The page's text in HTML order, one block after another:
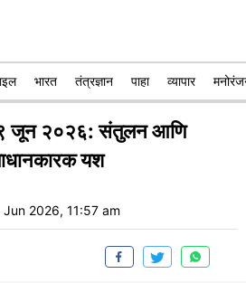
भारत तंत्रज्ञान पाहा व्यापार
जून २०२६: संतुलन आणि
यश
Jun 2026, 11:57 am